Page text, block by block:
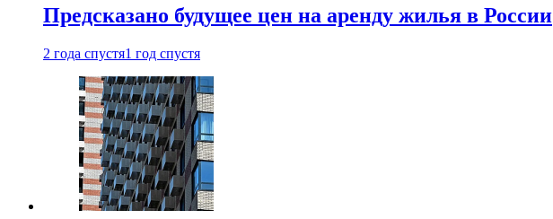
Предсказано будущее цен на аренду жилья в России
2 года спустя1 год спустя